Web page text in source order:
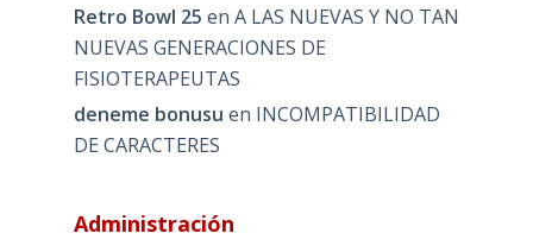
Retro Bowl 25 en A LAS NUEVAS Y NO TAN
NUEVAS GENERACIONES DE
FISIOTERAPEUTAS
deneme bonusu en INCOMPATIBILIDAD
DE CARACTERES
Administración